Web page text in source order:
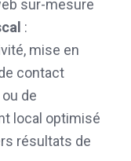
sur-mesure
:
mise en
contact
de
local optimisé
résultats de